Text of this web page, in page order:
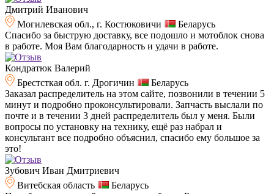
Дмитрий Иванович
Могилевская обл., г. Костюковичи
Беларусь
Спасибо за быструю доставку, все подошло и мотоблок снова
в работе. Моя Вам благодарность и удачи в работе.
Кондратюк Валерий
Брестсткая обл. г. Дрогичин
Беларусь
Заказал распределитель на этом сайте, позвонили в течении 5
минут и подробно проконсультировали. Запчасть выслали по
почте и в течении 3 дней распределитель был у меня. Были
вопросы по установку на технику, ещё раз набрал и
консультант все подробно объяснил, спасибо ему большое за
это!
Зубович Иван Дмитриевич
Витебская область
Беларусь